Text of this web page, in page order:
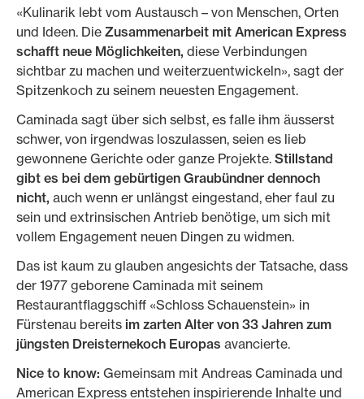
«Kulinarik lebt vom Austausch – von Menschen, Orten
und Ideen. Die Zusammenarbeit mit American Express
schafft neue Möglichkeiten, diese Verbindungen
sichtbar zu machen und weiterzuentwickeln», sagt der
Spitzenkoch zu seinem neuesten Engagement.
Caminada sagt über sich selbst, es falle ihm äusserst
schwer, von irgendwas loszulassen, seien es lieb
gewonnene Gerichte oder ganze Projekte. Stillstand
gibt es bei dem gebürtigen Graubündner dennoch
nicht, auch wenn er unlängst eingestand, eher faul zu
sein und extrinsischen Antrieb benötige, um sich mit
vollem Engagement neuen Dingen zu widmen.
Das ist kaum zu glauben angesichts der Tatsache, dass
der 1977 geborene Caminada mit seinem
Restaurantflaggschiff «Schloss Schauenstein» in
Fürstenau bereits im zarten Alter von 33 Jahren zum
jüngsten Dreisternekoch Europas avancierte.
Nice to know: Gemeinsam mit Andreas Caminada und
American Express entstehen inspirierende Inhalte und